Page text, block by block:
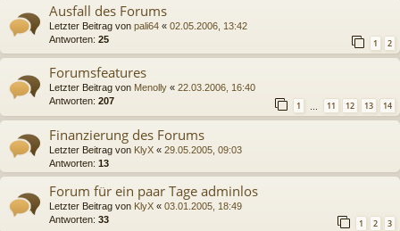
Ausfall des Forums
Letzter Beitrag von pali64 « 02.05.2006, 13:42
Antworten: 25 1 2
Forumsfeatures
Letzter Beitrag von Menolly « 22.03.2006, 16:40
Antworten: 207 1 11 12 13 14
Finanzierung des Forums
Letzter Beitrag von KlyX « 29.05.2005, 09:03
Antworten: 13
Forum für ein paar Tage adminlos
Letzter Beitrag von KlyX « 03.01.2005, 18:49
Antworten: 33 1 2 3